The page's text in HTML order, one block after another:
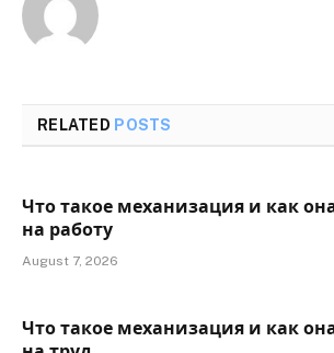
RELATED POSTS
Что такое механизация и как
на работу
August 7, 2026
Что такое механизация и как